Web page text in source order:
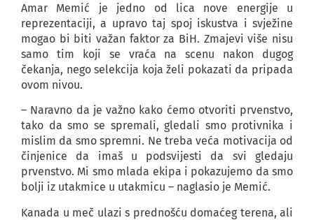
Amar Memić je jedno od lica nove energije u
reprezentaciji, a upravo taj spoj iskustva i svježine
mogao bi biti važan faktor za BiH. Zmajevi više nisu
samo tim koji se vraća na scenu nakon dugog
čekanja, nego selekcija koja želi pokazati da pripada
ovom nivou.
– Naravno da je važno kako ćemo otvoriti prvenstvo,
tako da smo se spremali, gledali smo protivnika i
mislim da smo spremni. Ne treba veća motivacija od
činjenice da imaš u podsvijesti da svi gledaju
prvenstvo. Mi smo mlada ekipa i pokazujemo da smo
bolji iz utakmice u utakmicu – naglasio je Memić.
Kanada u meč ulazi s prednošću domaćeg terena, ali